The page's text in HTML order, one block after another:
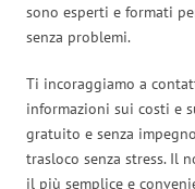
sono esperti e formati
senza problemi.
Ti incoraggiamo a
informazioni sui costi e
gratuito e senza
trasloco senza stress. Il
il più semplice e